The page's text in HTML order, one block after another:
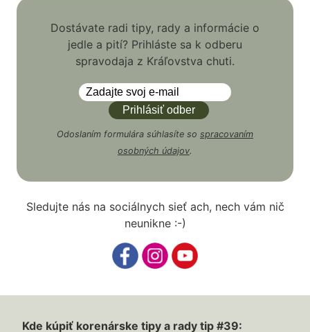
Dostávate radi tipy, rady a informácie o
jedle a pití? Prihláste sa k odberu
spravodaja z Kráľovstva chuti.
Odoslaním formulára súhlasíte so spracovaním
osobných údajov.
Sledujte nás na sociálnych sieť ach, nech vám nič
neunikne :-)
Kde kúpiť korenárske tipy a rady tip #39: